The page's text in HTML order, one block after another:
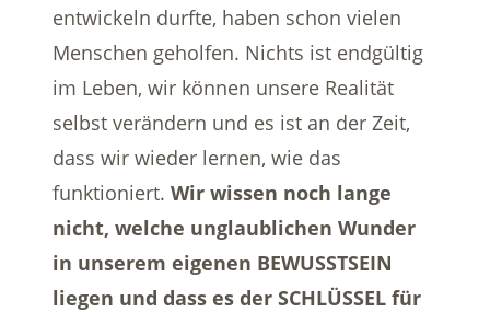
entwickeln durfte, haben schon vielen
Menschen geholfen. Nichts ist endgültig
im Leben, wir können unsere Realität
selbst verändern und es ist an der Zeit,
dass wir wieder lernen, wie das
funktioniert. Wir wissen noch lange
nicht, welche unglaublichen Wunder
in unserem eigenen BEWUSSTSEIN
liegen und dass es der SCHLÜSSEL für